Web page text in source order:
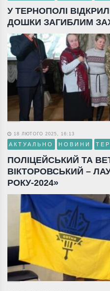
У ТЕРНОПОЛІ
ДОШКИ ЗАГИБЛИМ
18 ЛЮТОГО 2025, 16:13
АКТУАЛЬНО НОВИНИ
ПОЛІЦЕЙСЬКИЙ ТА
ВІКТОРОВСЬКИЙ –
РОКУ-2024»